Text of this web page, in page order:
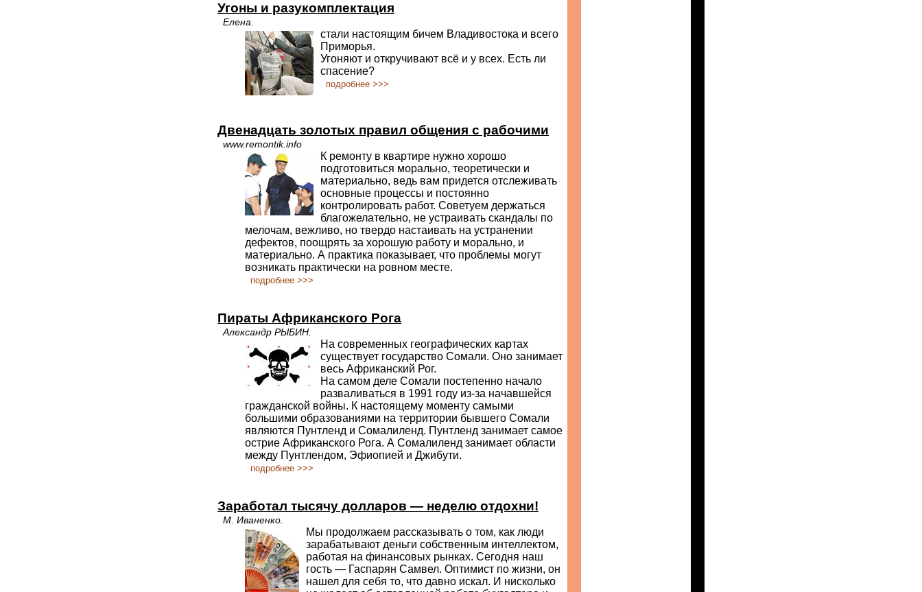
Угоны и разукомплектация
Елена.
стали настоящим бичем Владивостока и всего
Приморья.
Угоняют и откручивают всё и у всех. Есть ли
спасение?
подробнее >>>
Двенадцать золотых правил общения с рабочими
www.remontik.info
К ремонту в квартире нужно хорошо
подготовиться морально, теоретически и
материально, ведь вам придется отслеживать
основные процессы и постоянно
контролировать работ. Советуем держаться
благожелательно, не устраивать скандалы по
мелочам, вежливо, но твердо настаивать на устранении
дефектов, поощрять за хорошую работу и морально, и
материально. А практика показывает, что проблемы могут
возникать практически на ровном месте.
подробнее >>>
Пираты Африканского Рога
Александр РЫБИН.
На современных географических картах
существует государство Сомали. Оно занимает
весь Африканский Рог.
На самом деле Сомали постепенно начало
разваливаться в 1991 году из-за начавшейся
гражданской войны. К настоящему моменту самыми
большими образованиями на территории бывшего Сомали
являются Пунтленд и Сомалиленд. Пунтленд занимает самое
острие Африканского Рога. А Сомалиленд занимает области
между Пунтлендом, Эфиопией и Джибути.
подробнее >>>
Заработал тысячу долларов — неделю отдохни!
М. Иваненко.
Мы продолжаем рассказывать о том, как люди
зарабатывают деньги собственным интеллектом,
работая на финансовых рынках. Сегодня наш
гость — Гаспарян Самвел. Оптимист по жизни, он
нашел для себя то, что давно искал. И нисколько